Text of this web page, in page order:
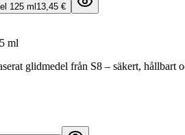
125 ml 13,45 €
ml
glidmedel från S8 – säkert,